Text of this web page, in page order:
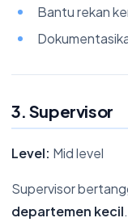
Bantu rekan
3. Supervisor
Level: Mid level
Supervisor
departemen kecil